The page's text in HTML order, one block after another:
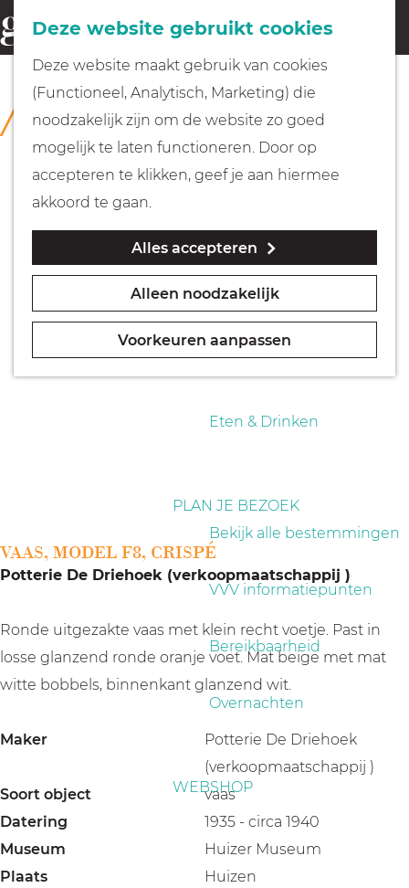
Deze website gebruikt cookies
Deze website maakt gebruik van cookies
(Functioneel, Analytisch, Marketing) die
noodzakelijk zijn om de website zo goed
mogelijk te laten functioneren. Door op
accepteren te klikken, geef je aan hiermee
akkoord te gaan.
Alles accepteren
Alleen noodzakelijk
Voorkeuren aanpassen
G
a
Fietsen
Wandelen
Geocachen
Naar het museum
Eten & Drinken
PLAN JE BEZOEK
Bekijk alle bestemmingen
VVV informatiepunten
Bereikbaarheid
Overnachten
WEBSHOP
o
e
k
e
n
COLLECTIE
Huizer Museum
VAAS, MODEL F8, CRISPÉ
Potterie De Driehoek (verkoopmaatschappij )
Ronde uitgezakte vaas met klein recht voetje. Past in
losse glanzend ronde oranje voet. Mat beige met mat
witte bobbels, binnenkant glanzend wit.
Maker
Potterie De Driehoek
(verkoopmaatschappij )
Soort object
vaas
Datering
1935 - circa 1940
Museum
Huizer Museum
Plaats
Huizen